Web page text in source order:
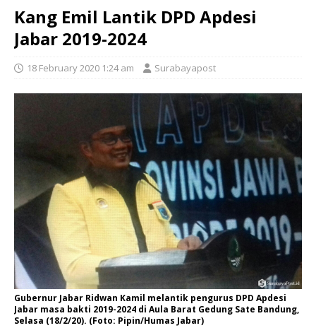
Kang Emil Lantik DPD Apdesi
Jabar 2019-2024
18 February 2020 1:24 am Surabayapost
Gubernur Jabar Ridwan Kamil melantik pengurus DPD Apdesi
Jabar masa bakti 2019-2024 di Aula Barat Gedung Sate Bandung,
Selasa (18/2/20). (Foto: Pipin/Humas Jabar)